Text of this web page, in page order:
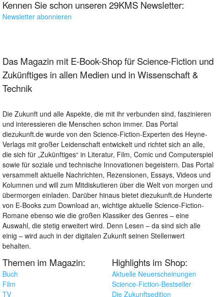
Kennen Sie schon unseren 29KMS Newsletter:
Newsletter abonnieren
Das Magazin mit E-Book-Shop für Science-Fiction und
Zukünftiges in allen Medien und in Wissenschaft &
Technik
Die Zukunft und alle Aspekte, die mit ihr verbunden sind, faszinieren
und interessieren die Menschen schon immer. Das Portal
diezukunft.de wurde von den Science-Fiction-Experten des Heyne-
Verlags mit großer Leidenschaft entwickelt und richtet sich an alle,
die sich für „Zukünftiges“ in Literatur, Film, Comic und Computerspiel
sowie für soziale und technische Innovationen begeistern. Das Portal
versammelt aktuelle Nachrichten, Rezensionen, Essays, Videos und
Kolumnen und will zum Mitdiskutieren über die Welt von morgen und
übermorgen einladen. Darüber hinaus bietet diezukunft.de Hunderte
von E-Books zum Download an, wichtige aktuelle Science-Fiction-
Romane ebenso wie die großen Klassiker des Genres – eine
Auswahl, die stetig erweitert wird. Denn Lesen – da sind sich alle
einig – wird auch in der digitalen Zukunft seinen Stellenwert
behalten.
Themen im Magazin:
Buch
Film
TV
Highlights im Shop:
Aktuelle Neuerscheinungen
Science-Fiction-Bestseller
Die Zukunftsedition